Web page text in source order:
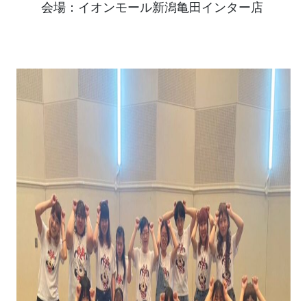
会場：イオンモール新潟亀田インター店